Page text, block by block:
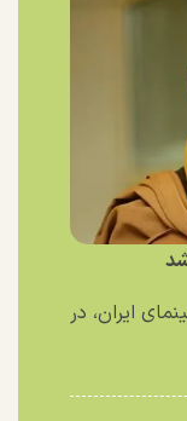
ایران، در